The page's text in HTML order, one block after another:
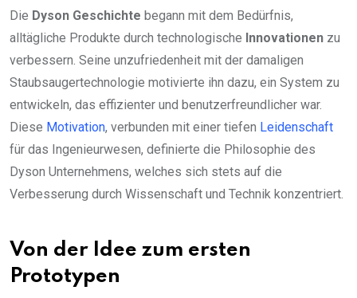
Die Dyson Geschichte begann mit dem Bedürfnis,
alltägliche Produkte durch technologische Innovationen zu
verbessern. Seine unzufriedenheit mit der damaligen
Staubsaugertechnologie motivierte ihn dazu, ein System zu
entwickeln, das effizienter und benutzerfreundlicher war.
Diese Motivation, verbunden mit einer tiefen Leidenschaft
für das Ingenieurwesen, definierte die Philosophie des
Dyson Unternehmens, welches sich stets auf die
Verbesserung durch Wissenschaft und Technik konzentriert.
Von der Idee zum ersten
Prototypen